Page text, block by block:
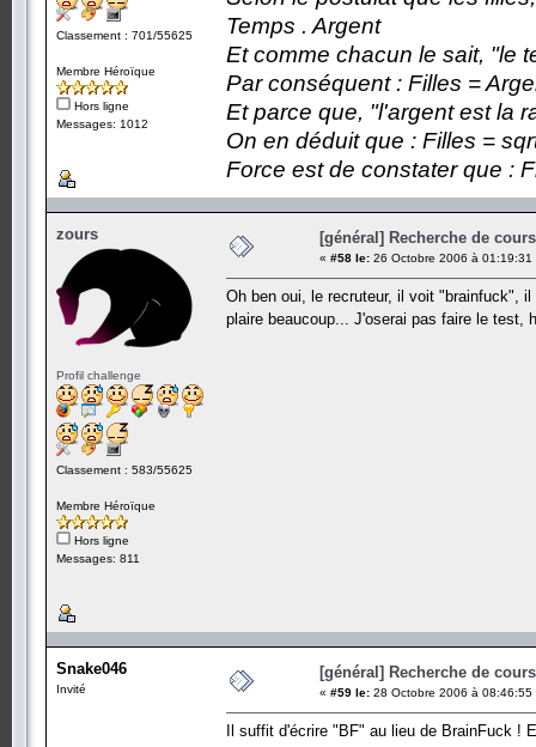
Classement : 701/55625
Membre Héroïque
Hors ligne
Messages: 1012
Temps . Argent
Et comme chacun le sait, "le
Par conséquent : Filles =
Et parce que, "l'argent est la
On en déduit que : Filles =
Force est de constater que :
zours
Profil challenge
Classement : 583/55625
Membre Héroïque
Hors ligne
Messages: 811
[général] Recherche de
« #58 le: 26 Octobre 2006 à 01:19:31
Oh ben oui, le recruteur, il voit "brainfuck",
plaire beaucoup... J'oserai pas faire le test,
Snake046
Invité
[général] Recherche de
« #59 le: 28 Octobre 2006 à 08:46:55
Il suffit d'écrire "BF" au lieu de BrainFuck !